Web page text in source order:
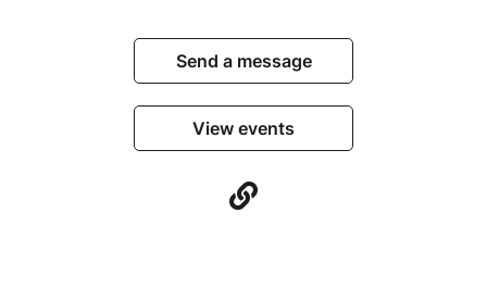
Send a message
View events